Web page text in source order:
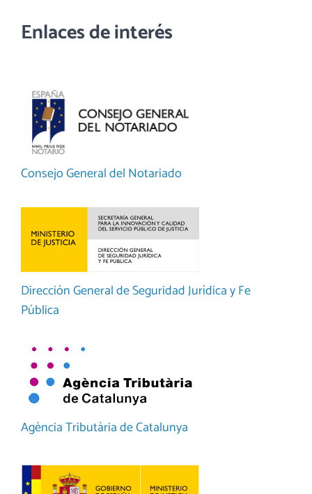
Enlaces de interés
Consejo General del Notariado
Dirección General de Seguridad Jurídica y Fe
Pública
Agència Tributària de Catalunya